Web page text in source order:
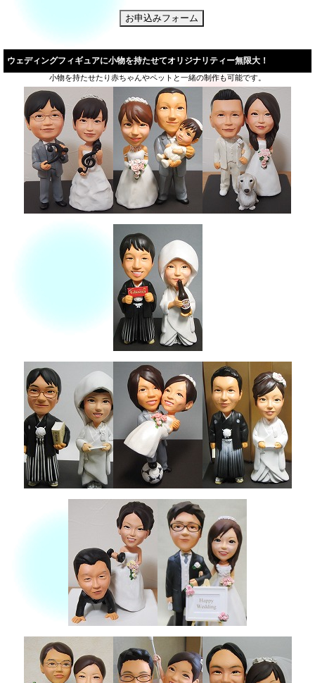
ウェディングフィギュアに小物を持たせてオリジナリティー無限大！
小物を持たせたり赤ちゃんやペットと一緒の制作も可能です。